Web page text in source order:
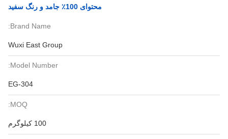
محتوای 100٪ جامد و رنگ سفید
Brand Name:
Wuxi East Group
Model Number:
EG-304
MOQ:
100 کیلوگرم